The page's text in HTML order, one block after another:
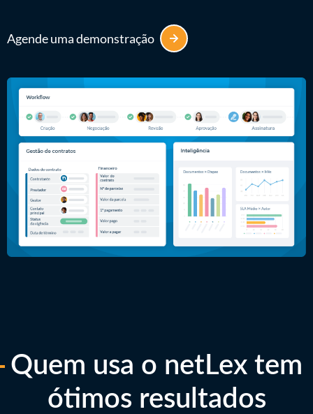
Agende uma demonstração
Quem usa o netLex tem
ótimos resultados